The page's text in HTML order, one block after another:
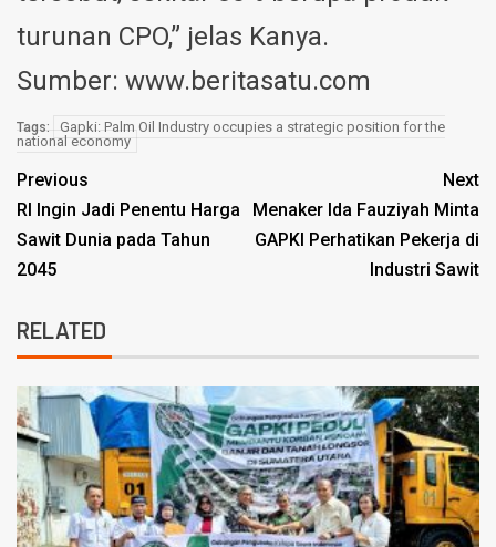
turunan CPO,” jelas Kanya.
Sumber: www.beritasatu.com
Tags:
Gapki: Palm Oil Industry occupies a strategic position for the
national economy
Previous
RI Ingin Jadi Penentu Harga
Sawit Dunia pada Tahun
2045
Next
Menaker Ida Fauziyah Minta
GAPKI Perhatikan Pekerja di
Industri Sawit
RELATED